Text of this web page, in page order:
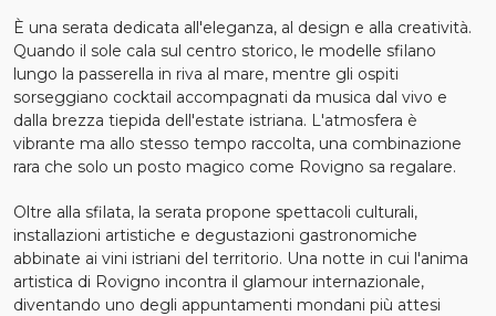
È una serata dedicata all'eleganza, al design e alla creatività.
Quando il sole cala sul centro storico, le modelle sfilano
lungo la passerella in riva al mare, mentre gli ospiti
sorseggiano cocktail accompagnati da musica dal vivo e
dalla brezza tiepida dell'estate istriana. L'atmosfera è
vibrante ma allo stesso tempo raccolta, una combinazione
rara che solo un posto magico come Rovigno sa regalare.
Oltre alla sfilata, la serata propone spettacoli culturali,
installazioni artistiche e degustazioni gastronomiche
abbinate ai vini istriani del territorio. Una notte in cui l'anima
artistica di Rovigno incontra il glamour internazionale,
diventando uno degli appuntamenti mondani più attesi